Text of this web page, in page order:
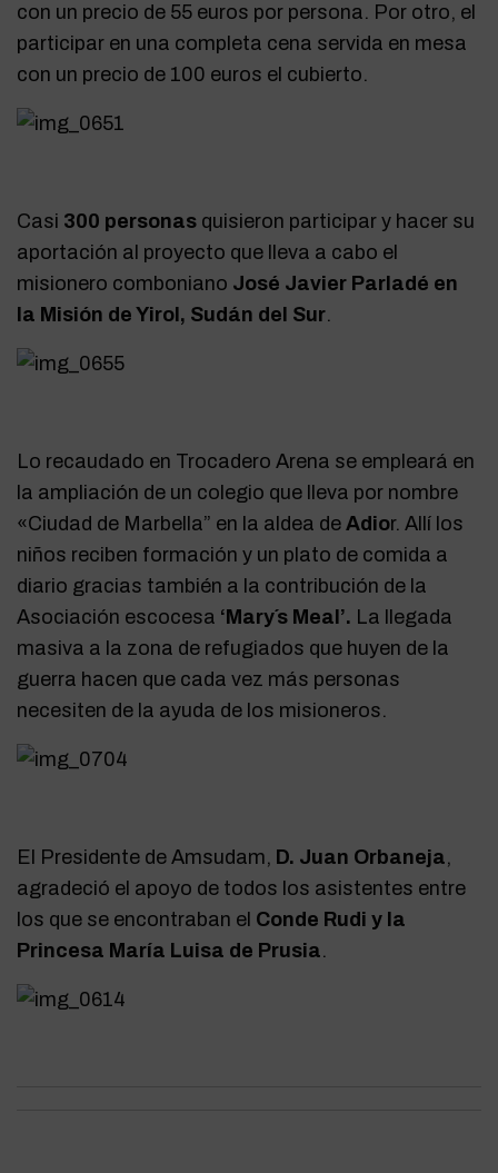
con un precio de 55 euros por persona. Por otro, el
participar en una completa cena servida en mesa
con un precio de 100 euros el cubierto.
Casi 300 personas quisieron participar y hacer su
aportación al proyecto que lleva a cabo el
misionero comboniano José Javier Parladé en
la Misión de Yirol, Sudán del Sur.
Lo recaudado en Trocadero Arena se empleará en
la ampliación de un colegio que lleva por nombre
«Ciudad de Marbella” en la aldea deAdior. Allí los
niños reciben formación y un plato de comida a
diario gracias también a la contribución de la
Asociación escocesa ‘Mary´s Meal’. La llegada
masiva a la zona de refugiados que huyen de la
guerra hacen que cada vez más personas
necesiten de la ayuda de los misioneros.
El Presidente de Amsudam, D. Juan Orbaneja,
agradeció el apoyo de todos los asistentes entre
los que se encontraban el Conde Rudi y la
Princesa María Luisa de Prusia.